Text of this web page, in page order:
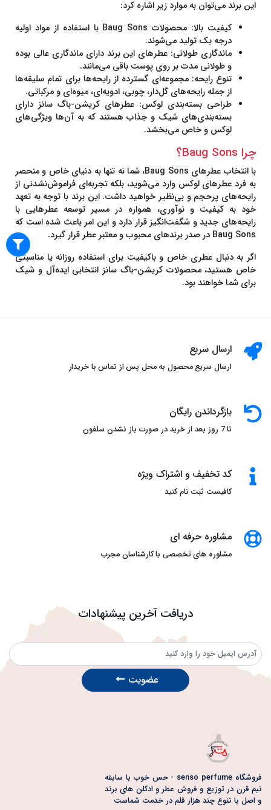
این برند می‌توان به موارد زیر اشاره کرد:
کیفیت بالا:
محصولات Baug Sons با استفاده از مواد اولیه
درجه یک تولید می‌شوند.
ماندگاری طولانی: عطرهای این برند دارای ماندگاری عالی بوده
و طولانی مدت بر روی پوست باقی می‌مانند.
تنوع رایحه: مجموعه‌ای گسترده از رایحه‌ها برای تمام سلیقه‌ها
از جمله رایحه‌های گل‌دار، چوبی، ادویه‌ای، میوه‌ای و مرکباتی.
طراحی بسته‌بندی لوکس: عطرهای کریشن-باگ سانز دارای
بسته‌بندی‌های شیک و جذاب هستند که به آن‌ها ویژگی‌های
لوکس و خاص می‌بخشد.
چرا Baug Sons؟
با انتخاب عطرهای Baug Sons، شما نه تنها به دنیای خاص و منحصر
به فرد عطرهای لوکس وارد می‌شوید، بلکه تجربه‌ای فراموش‌نشدنی از
رایحه‌های پرحجم و بی‌نظیر خواهید داشت. این برند با توجه به تعهد
خود به کیفیت و نوآوری، همواره در مسیر توسعه عطرهایی با
رایحه‌های جدید و شگفت‌انگیز قرار دارد و این امر باعث شده است که
Baug Sons در صدر برندهای محبوب و معتبر عطر قرار گیرد.
اگر به دنبال عطری خاص و باکیفیت برای استفاده روزانه یا مناسبتی
خاص هستید، محصولاتکریشن-باگ سانز انتخابی ایده‌آل و شیک
برای شما خواهند بود.
ارسال سریع
ارسال سریع محصول به محل پس از تماس با خریدار
بازگرداندن رایگان
تا 7 روز بعد از خرید در صورت باز نشدن سلفون
کد تخفیف و اشتراک ویژه
کافیست ثبت نام کنید
مشاوره حرفه ای
مشاوره های تخصصی با کارشناسان مجرب
دریافت آخرین پیشنهادات
عضویت
فروشگاه senso perfume - حس خوب با سابقه
نیم قرن در توزیع و فروش عطر و ادکلن های برند
و اصل با تنوع چند هزار قلم در خدمت شماست